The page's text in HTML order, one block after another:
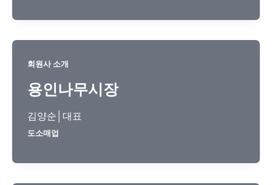
회원사 소개
용인나무시장
김양순│대표
도소매업